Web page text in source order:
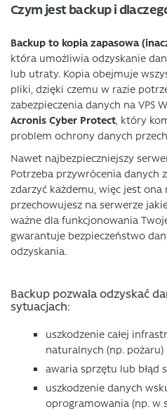
Czym jest backup i
Backup to kopia zapasowa
która umożliwia odzyskanie
lub utraty. Kopia obejmuje
pliki, dzięki czemu w razie
zabezpieczenia danych na VPS
Acronis Cyber Protect, który
problem ochrony danych
Nawet najbezpieczniejszy
Potrzeba przywrócenia danych
zdarzyć każdemu, więc jest ona
przechowujesz na serwerze
ważne dla funkcjonowania
gwarantuje bezpieczeństwo
odzyskania.
Backup pozwala odzyskać
sytuacjach:
uszkodzenie całej
naturalnych (np. pożaru)
awaria sprzętu lub błąd
uszkodzenie danych
oprogramowania (np. w